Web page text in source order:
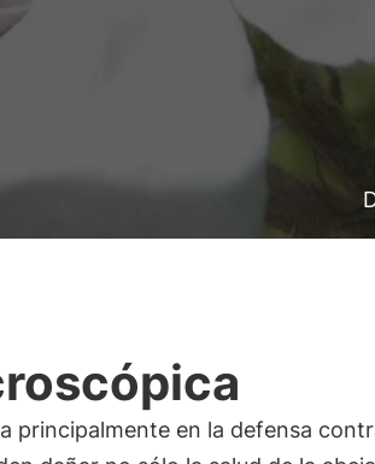
principalmente en la defensa